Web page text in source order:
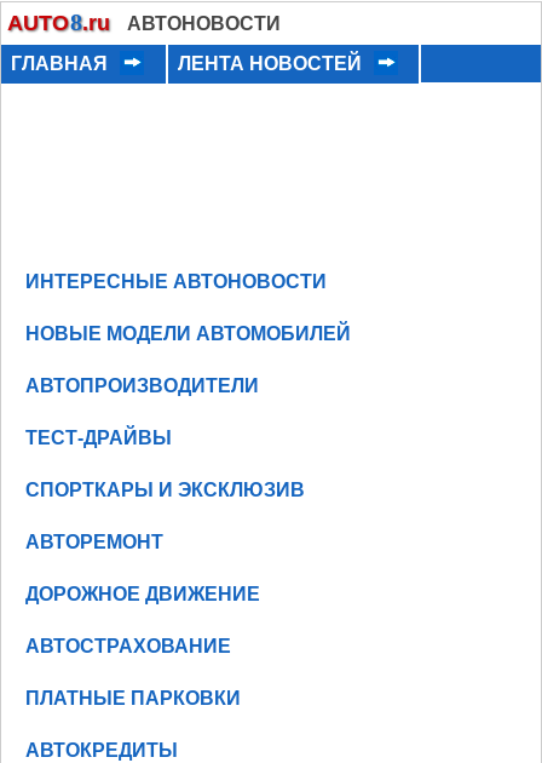
AUTO8.ru
АВТОНОВОСТИ
ГЛАВНАЯ
ЛЕНТА НОВОСТЕЙ
ИНТЕРЕСНЫЕ АВТОНОВОСТИ
НОВЫЕ МОДЕЛИ АВТОМОБИЛЕЙ
АВТОПРОИЗВОДИТЕЛИ
ТЕСТ-ДРАЙВЫ
СПОРТКАРЫ И ЭКСКЛЮЗИВ
АВТОРЕМОНТ
ДОРОЖНОЕ ДВИЖЕНИЕ
АВТОСТРАХОВАНИЕ
ПЛАТНЫЕ ПАРКОВКИ
АВТОКРЕДИТЫ